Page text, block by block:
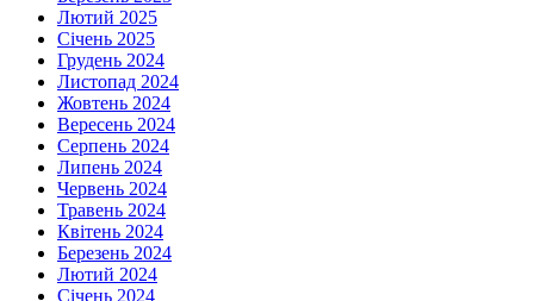
Лютий 2025
Січень 2025
Грудень 2024
Листопад 2024
Жовтень 2024
Вересень 2024
Серпень 2024
Липень 2024
Червень 2024
Травень 2024
Квітень 2024
Березень 2024
Лютий 2024
Січень 2024